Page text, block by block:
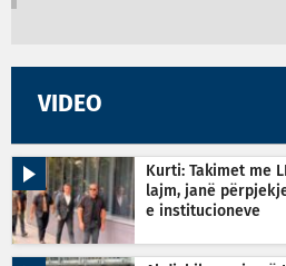
VIDEO
Kurti: Takimet me
lajm, janë
e institucioneve